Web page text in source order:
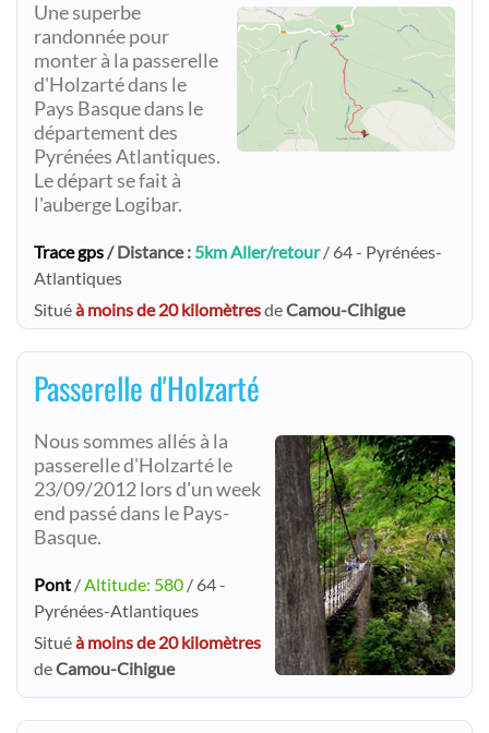
Une superbe
randonnée pour
monter à la passerelle
d'Holzarté dans le
Pays Basque dans le
département des
Pyrénées Atlantiques.
Le départ se fait à
l'auberge Logibar.
Trace gps/ Distance : 5km Aller/retour/ 64 - Pyrénées-
Atlantiques
Situéà moins de 20 kilomètresdeCamou-Cihigue
Passerelle d'Holzarté
Nous sommes allés à la
passerelle d'Holzarté le
23/09/2012 lors d'un week
end passé dans le Pays-
Basque.
Pont /Altitude: 580 / 64 -
Pyrénées-Atlantiques
Situéà moins de 20 kilomètres
deCamou-Cihigue